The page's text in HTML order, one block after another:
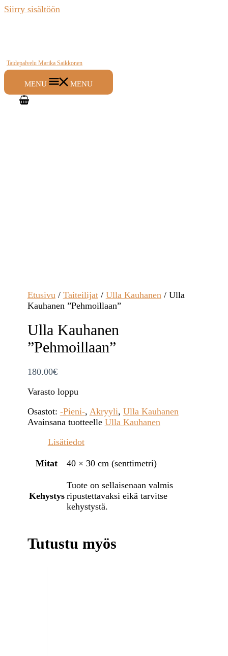
Siirry sisältöön
Taidepalvelu Marika Saikkonen
MENU MENU
Etusivu/ Taiteilijat/ Ulla Kauhanen/ Ulla
Kauhanen ”Pehmoillaan”
Ulla Kauhanen
”Pehmoillaan”
180.00€
Varasto loppu
Osastot: -Pieni-, Akryyli, Ulla Kauhanen
Avainsana tuotteelle Ulla Kauhanen
Lisätiedot
Mitat 40 × 30 cm (senttimetri)
Kehystys
Tuote on sellaisenaan valmis
ripustettavaksi eikä tarvitse
kehystystä.
Tutustu myös